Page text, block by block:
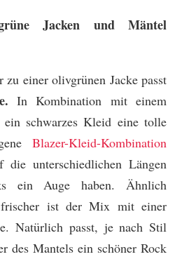
Jacken und Mäntel
zu einer olivgrünen Jacke passt
In Kombination mit einem
schwarzes Kleid eine tolle
Blazer-Kleid-Kombination
unterschiedlichen Längen
ein Auge haben. Ähnlich
ist der Mix mit einer
Natürlich passt, je nach Stil
des Mantels ein schöner Rock